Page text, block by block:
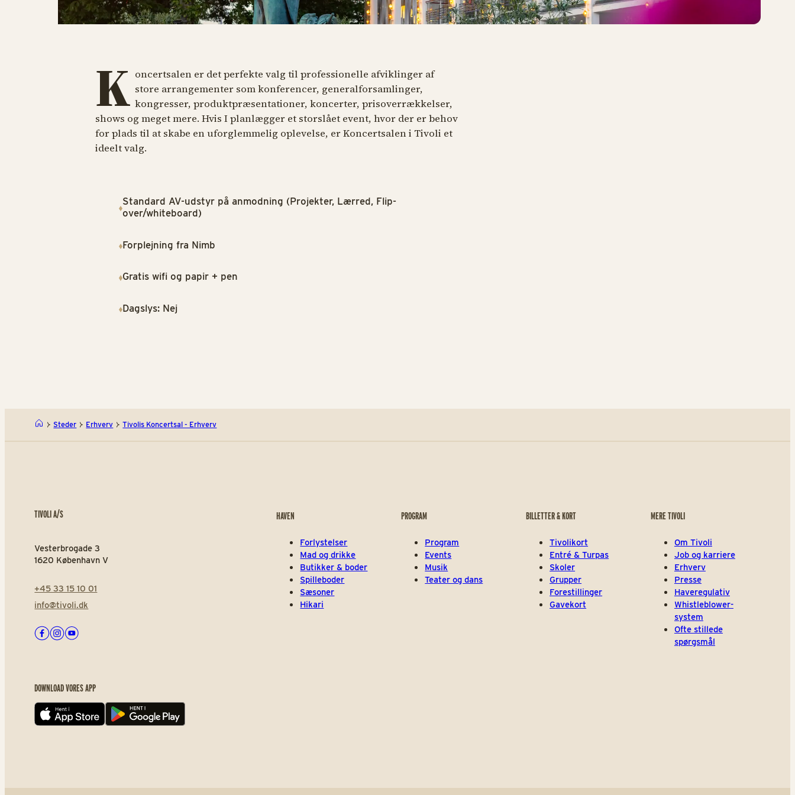
K oncertsalen er det perfekte valg til professionelle afviklinger af
store arrangementer som konferencer, generalforsamlinger,
kongresser, produktpræsentationer, koncerter, prisoverrækkelser,
shows og meget mere. Hvis I planlægger et storslået event, hvor der er behov
for plads til at skabe en uforglemmelig oplevelse, er Koncertsalen i Tivoli et
ideelt valg.
Standard AV-udstyr på anmodning (Projekter, Lærred, Flip-
over/whiteboard)
Forplejning fra Nimb
Gratis wifi og papir + pen
Dagslys: Nej
Steder Erhverv Tivolis Koncertsal - Erhverv
TIVOLI A/S
Vesterbrogade 3
1620 København V
+45 33 15 10 01
info@tivoli.dk
Facebook
Instagram
Youtube
DOWNLOAD VORES APP
App store Play store
HAVEN
Forlystelser
Mad og drikke
Butikker & boder
Spilleboder
Sæsoner
Hikari
PROGRAM
Program
Events
Musik
Teater og dans
BILLETTER & KORT
Tivolikort
Entré & Turpas
Skoler
Grupper
Forestillinger
Gavekort
MERE TIVOLI
Om Tivoli
Job og karriere
Erhverv
Presse
Haveregulativ
Whistleblower-
system
Ofte stillede
spørgsmål